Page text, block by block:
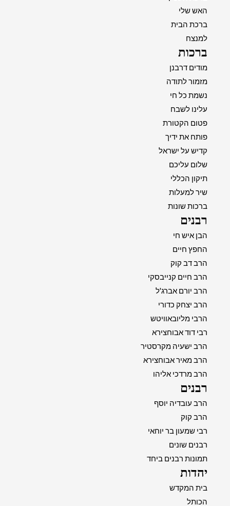
האש שלי
ברכת הבית
למנצח
ברכות
מודים דרבנן
מזמור לתודה
נשמת כל חי
עלינו לשבח
פטום הקטורת
פותח את ידיך
קדיש על ישראל
שלום עליכם
תיקון הכללי
שיר למעלות
ברכות שונות
רבנים
הבן איש חי
החפץ חיים
הרב דב קוק
הרב חיים קנייבסקי
הרב יורם אברג'ל
הרב יצחק כדורי
הרבי מליובאוויטש
רבי דוד אבוחצירא
הרב ישעיה מקרסטיר
הרב מאיר אבוחצירא
הרב מרדכי אליהו
רבנים
הרב עובדיה יוסף
הרב קוק
רבי שמעון בר יוחאי
רבנים שונים
תמונות רבנים ביחד
יהדות
בית המקדש
הכותל